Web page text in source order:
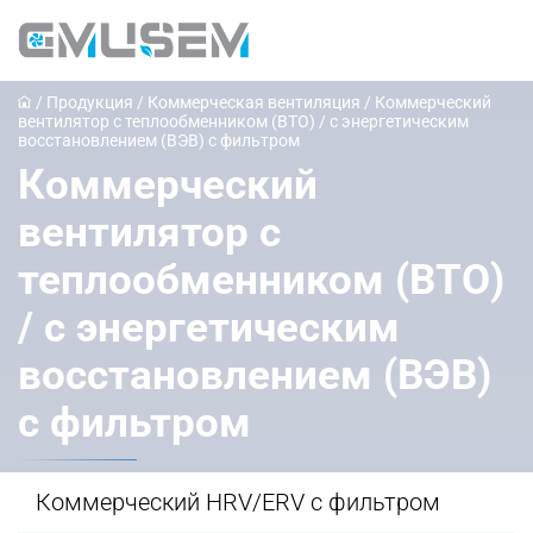
/ Продукция / Коммерческая вентиляция / Коммерческий
вентилятор с теплообменником (ВТО) / с энергетическим
восстановлением (ВЭВ) с фильтром
Коммерческий
вентилятор с
теплообменником (ВТО)
/ с энергетическим
восстановлением (ВЭВ)
с фильтром
Коммерческий HRV/ERV с фильтром